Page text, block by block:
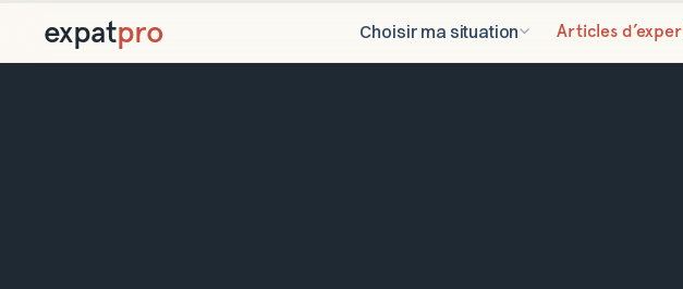
expatpro Choisir ma situation Articles